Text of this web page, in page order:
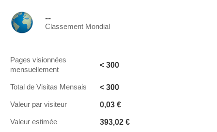
--
Classement Mondial
Pages visionnées
mensuellement
< 300
Total de Visitas Mensais < 300
Valeur par visiteur 0,03 €
Valeur estimée 393,02 €